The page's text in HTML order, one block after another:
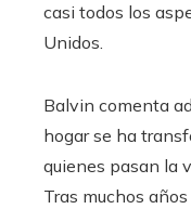
casi todos los
Unidos.
Balvin comenta
hogar se ha
quienes pasan la
Tras muchos